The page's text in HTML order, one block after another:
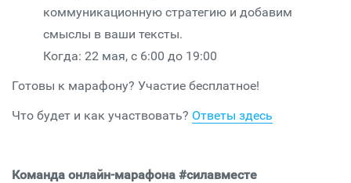
коммуникационную стратегию и добавим
смыслы в ваши тексты.
Когда: 22 мая, с 6:00 до 19:00
Готовы к марафону? Участие бесплатное!
Что будет и как участвовать? Ответы здесь
Команда онлайн-марафона #силавместе